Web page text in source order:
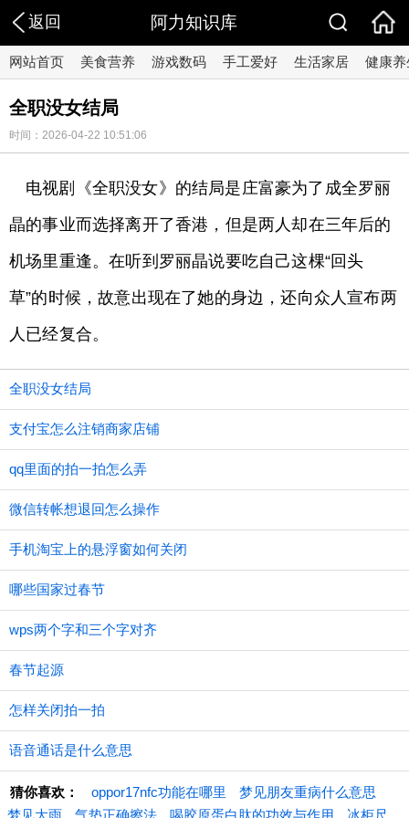
返回 阿力知识库
网站首页 美食营养 游戏数码 手工爱好 生活家居 健康养
全职没女结局
时间：2026-04-22 10:51:06
电视剧《全职没女》的结局是庄富豪为了成全罗丽
晶的事业而选择离开了香港，但是两人却在三年后的
机场里重逢。在听到罗丽晶说要吃自己这棵“回头
草”的时候，故意出现在了她的身边，还向众人宣布两
人已经复合。
全职没女结局
支付宝怎么注销商家店铺
qq里面的拍一拍怎么弄
微信转帐想退回怎么操作
手机淘宝上的悬浮窗如何关闭
哪些国家过春节
wps两个字和三个字对齐
春节起源
怎样关闭拍一拍
语音通话是什么意思
猜你喜欢： oppor17nfc功能在哪里
梦见朋友重病什么意思
梦见大雨
气垫正确擦法 喝胶原蛋白肽的功效与作用 冰柜尺